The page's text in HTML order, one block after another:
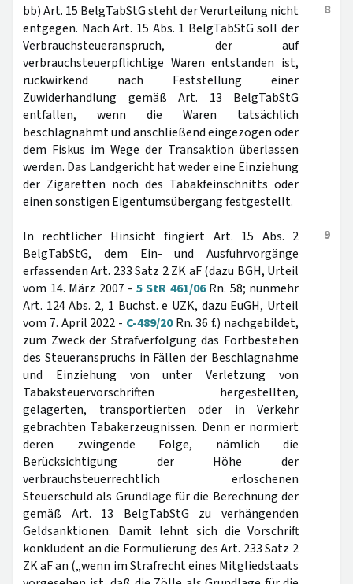
8
bb) Art. 15 BelgTabStG steht der Verurteilung nicht
entgegen. Nach Art. 15 Abs. 1 BelgTabStG soll der
Verbrauchsteueranspruch, der auf
verbrauchsteuerpflichtige Waren entstanden ist,
rückwirkend nach Feststellung einer
Zuwiderhandlung gemäß Art. 13 BelgTabStG
entfallen, wenn die Waren tatsächlich
beschlagnahmt und anschließend eingezogen oder
dem Fiskus im Wege der Transaktion überlassen
werden. Das Landgericht hat weder eine Einziehung
der Zigaretten noch des Tabakfeinschnitts oder
einen sonstigen Eigentumsübergang festgestellt.
9
In rechtlicher Hinsicht fingiert Art. 15 Abs. 2
BelgTabStG, dem Ein- und Ausfuhrvorgänge
erfassenden Art. 233 Satz 2 ZK aF (dazu BGH, Urteil
vom 14. März 2007 - 5 StR 461/06Rn. 58; nunmehr
Art. 124 Abs. 2, 1 Buchst. e UZK, dazu EuGH, Urteil
vom 7. April 2022 - C-489/20Rn. 36 f.) nachgebildet,
zum Zweck der Strafverfolgung das Fortbestehen
des Steueranspruchs in Fällen der Beschlagnahme
und Einziehung von unter Verletzung von
Tabaksteuervorschriften hergestellten,
gelagerten, transportierten oder in Verkehr
gebrachten Tabakerzeugnissen. Denn er normiert
deren zwingende Folge, nämlich die
Berücksichtigung der Höhe der
verbrauchsteuerrechtlich erloschenen
Steuerschuld als Grundlage für die Berechnung der
gemäß Art. 13 BelgTabStG zu verhängenden
Geldsanktionen. Damit lehnt sich die Vorschrift
konkludent an die Formulierung des Art. 233 Satz 2
ZK aF an („wenn im Strafrecht eines Mitgliedstaats